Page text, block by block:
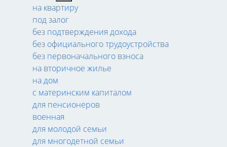
на квартиру
под залог
без подтверждения дохода
без официального трудоустройства
без первоначального взноса
на вторичное жилье
на дом
с материнским капиталом
для пенсионеров
военная
для молодой семьи
для многодетной семьи